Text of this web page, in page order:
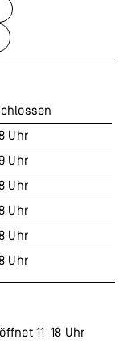
Uhr
Uhr
Uhr
Uhr
Uhr
Uhr
11–18 Uhr